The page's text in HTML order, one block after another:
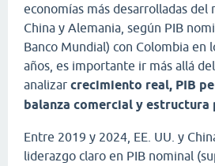
economías más desarrolladas del
China y Alemania, según PIB
Banco Mundial) con Colombia en
años, es importante ir más allá
analizar crecimiento real, PIB
balanza comercial y estructura
Entre 2019 y 2024, EE. UU. y
liderazgo claro en PIB nominal